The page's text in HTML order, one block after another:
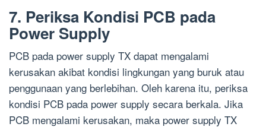
7. Periksa Kondisi PCB pada
Power Supply
PCB pada power supply TX dapat mengalami
kerusakan akibat kondisi lingkungan yang buruk atau
penggunaan yang berlebihan. Oleh karena itu, periksa
kondisi PCB pada power supply secara berkala. Jika
PCB mengalami kerusakan, maka power supply TX